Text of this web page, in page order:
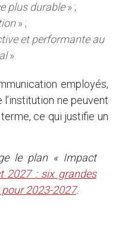
plus durable» ;
» ;
et performante au
».
employés,
ne peuvent
ce qui justifie un
le plan « Impact
2027 : six grandes
2023-2027.